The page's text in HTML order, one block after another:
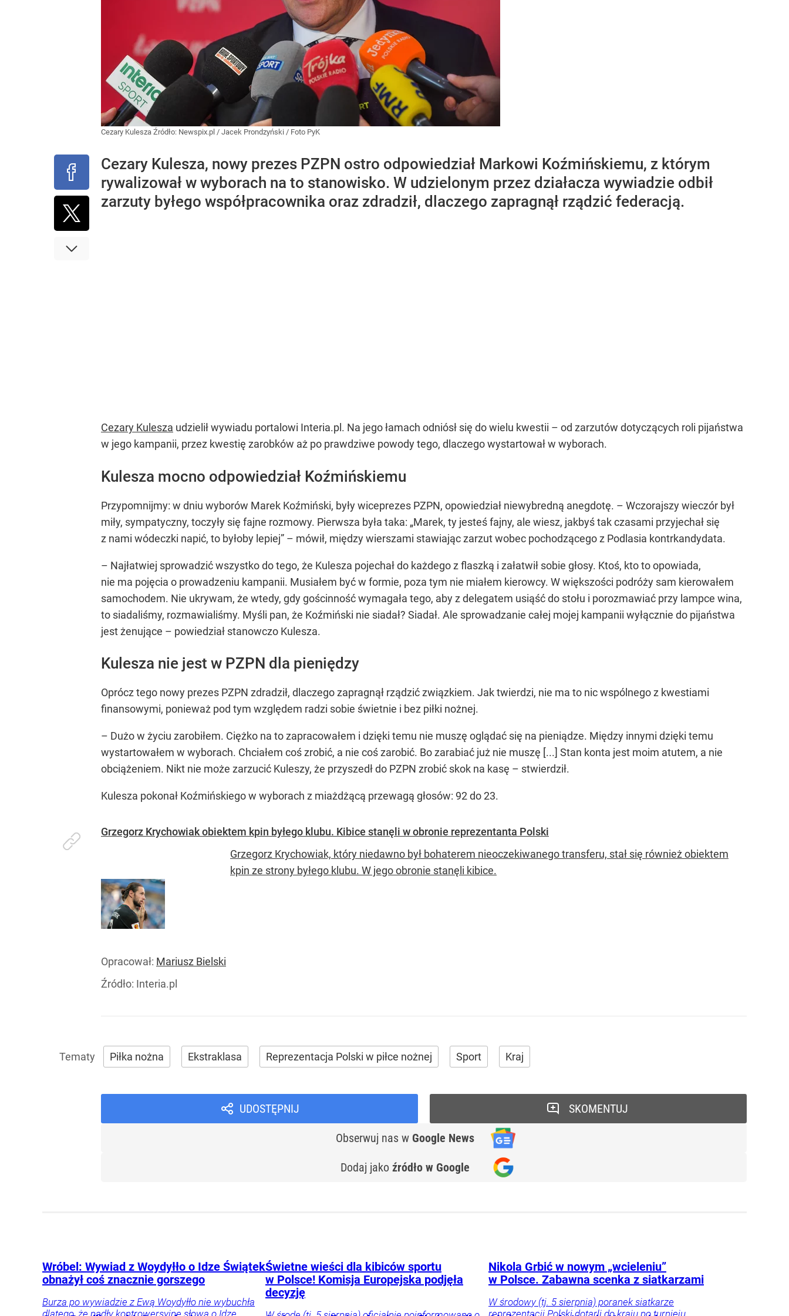
Cezary Kulesza Źródło: Newspix.pl / Jacek Prondzyński / Foto PyK
Cezary Kulesza, nowy prezes PZPN ostro odpowiedział Markowi Koźmińskiemu, z którym
rywalizował w wyborach na to stanowisko. W udzielonym przez działacza wywiadzie odbił
zarzuty byłego współpracownika oraz zdradził, dlaczego zapragnął rządzić federacją.
Cezary Kulesza udzielił wywiadu portalowi Interia.pl. Na jego łamach odniósł się do wielu kwestii – od zarzutów dotyczących roli pijaństwa
w jego kampanii, przez kwestię zarobków aż po prawdziwe powody tego, dlaczego wystartował w wyborach.
Kulesza mocno odpowiedział Koźmińskiemu
Przypomnijmy: w dniu wyborów Marek Koźmiński, były wiceprezes PZPN, opowiedział niewybredną anegdotę. – Wczorajszy wieczór był
miły, sympatyczny, toczyły się fajne rozmowy. Pierwsza była taka: „Marek, ty jesteś fajny, ale wiesz, jakbyś tak czasami przyjechał się
z nami wódeczki napić, to byłoby lepiej” – mówił, między wierszami stawiając zarzut wobec pochodzącego z Podlasia kontrkandydata.
– Najłatwiej sprowadzić wszystko do tego, że Kulesza pojechał do każdego z flaszką i załatwił sobie głosy. Ktoś, kto to opowiada,
nie ma pojęcia o prowadzeniu kampanii. Musiałem być w formie, poza tym nie miałem kierowcy. W większości podróży sam kierowałem
samochodem. Nie ukrywam, że wtedy, gdy gościnność wymagała tego, aby z delegatem usiąść do stołu i porozmawiać przy lampce wina,
to siadaliśmy, rozmawialiśmy. Myśli pan, że Koźmiński nie siadał? Siadał. Ale sprowadzanie całej mojej kampanii wyłącznie do pijaństwa
jest żenujące – powiedział stanowczo Kulesza.
Kulesza nie jest w PZPN dla pieniędzy
Oprócz tego nowy prezes PZPN zdradził, dlaczego zapragnął rządzić związkiem. Jak twierdzi, nie ma to nic wspólnego z kwestiami
finansowymi, ponieważ pod tym względem radzi sobie świetnie i bez piłki nożnej.
– Dużo w życiu zarobiłem. Ciężko na to zapracowałem i dzięki temu nie muszę oglądać się na pieniądze. Między innymi dzięki temu
wystartowałem w wyborach. Chciałem coś zrobić, a nie coś zarobić. Bo zarabiać już nie muszę [...] Stan konta jest moim atutem, a nie
obciążeniem. Nikt nie może zarzucić Kuleszy, że przyszedł do PZPN zrobić skok na kasę – stwierdził.
Kulesza pokonał Koźmińskiego w wyborach z miażdżącą przewagą głosów: 92 do 23.
Grzegorz Krychowiak obiektem kpin byłego klubu. Kibice stanęli w obronie reprezentanta Polski
Grzegorz Krychowiak, który niedawno był bohaterem nieoczekiwanego transferu, stał się również obiektem
kpin ze strony byłego klubu. W jego obronie stanęli kibice.
Opracował: Mariusz Bielski
Źródło: Interia.pl
Piłka nożna Ekstraklasa Reprezentacja Polski w piłce nożnej Sport Kraj
UDOSTĘPNIJ
Obserwuj nas w Google News
Dodaj jako źródło w Google
SKOMENTUJ
Wróbel: Wywiad z Woydyłło o Idze Świątek
obnażył coś znacznie gorszego
Burza po wywiadzie z Ewą Woydyłło nie wybuchła
Świetne wieści dla kibiców sportu
w Polsce! Komisja Europejska podjęła
decyzję
Nikola Grbić w nowym „wcieleniu”
w Polsce. Zabawna scenka z siatkarzami
W środowy (tj. 5 sierpnia) poranek siatkarze